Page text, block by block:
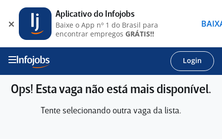
Login
Ops! Esta vaga não está mais disponível.
Tente selecionando outra vaga da lista.
Aplicativo do Infojobs
Baixe o App nº 1 do Brasil para
encontrar empregos GRÁTIS!!